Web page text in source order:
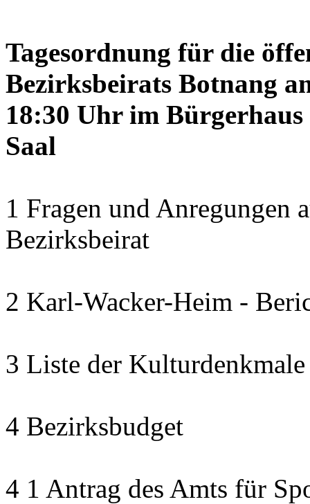
Tagesordnung für die
Bezirksbeirats Botnang
18:30 Uhr im
Saal
1 Fragen und Anregungen
Bezirksbeirat
2 Karl-Wacker-Heim -
3 Liste der
4 Bezirksbudget
4 1 Antrag des Amts für